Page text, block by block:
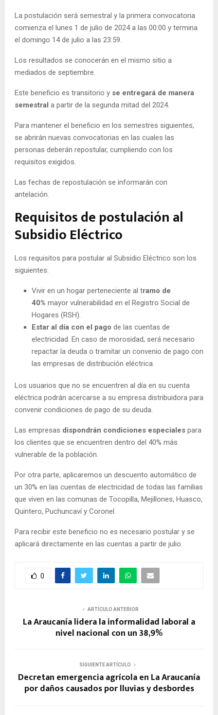
La postulación será semestral y la primera convocatoria
comienza el lunes 1 de julio de 2024 a las 00:00 y termina
el domingo 14 de julio a las 23:59.
Los resultados se conocerán en el mismo sitio a
mediados de septiembre.
Este beneficio es transitorio y se entregará de manera
semestral a partir de la segunda mitad del 2024.
Para mantener el beneficio en los semestres siguientes,
se abrirán nuevas convocatorias en las cuales las
personas deberán repostular, cumpliendo con los
requisitos exigidos.
Las fechas de repostulación se informarán con
antelación.
Requisitos de postulación al
Subsidio Eléctrico
Los requisitos para postular al Subsidio Eléctrico son los
siguientes:
Vivir en un hogar perteneciente al tramo de
40% mayor vulnerabilidad en el Registro Social de
Hogares (RSH).
Estar al día con el pago de las cuentas de
electricidad. En caso de morosidad, será necesario
repactar la deuda o tramitar un convenio de pago con
las empresas de distribución eléctrica.
Los usuarios que no se encuentren al día en su cuenta
eléctrica podrán acercarse a su empresa distribuidora para
convenir condiciones de pago de su deuda.
Las empresas dispondrán condiciones especiales para
los clientes que se encuentren dentro del 40% más
vulnerable de la población.
Por otra parte, aplicaremos un descuento automático de
un 30% en las cuentas de electricidad de todas las familias
que viven en las comunas de Tocopilla, Mejillones, Huasco,
Quintero, Puchuncaví y Coronel.
Para recibir este beneficio no es necesario postular y se
aplicará directamente en las cuentas a partir de julio.
0
ARTÍCULO ANTERIOR
La Araucanía lidera la informalidad laboral a
nivel nacional con un 38,9%
SIGUIENTE ARTÍCULO
Decretan emergencia agrícola en La Araucanía
por daños causados por lluvias y desbordes